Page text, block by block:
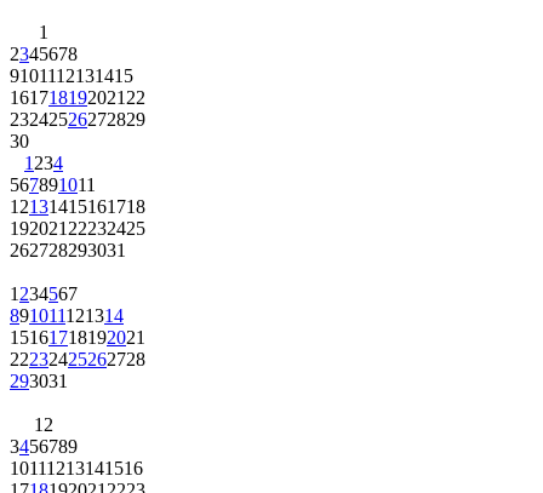
1
2345678
9101112131415
161718192021 22
23242526272829
30
1 234
567891011
12131415161718
192021 22232425
262728293031
1 234567
891011121314
15161718192021
22232425262728
293031
1 2
3456789
10111213141516